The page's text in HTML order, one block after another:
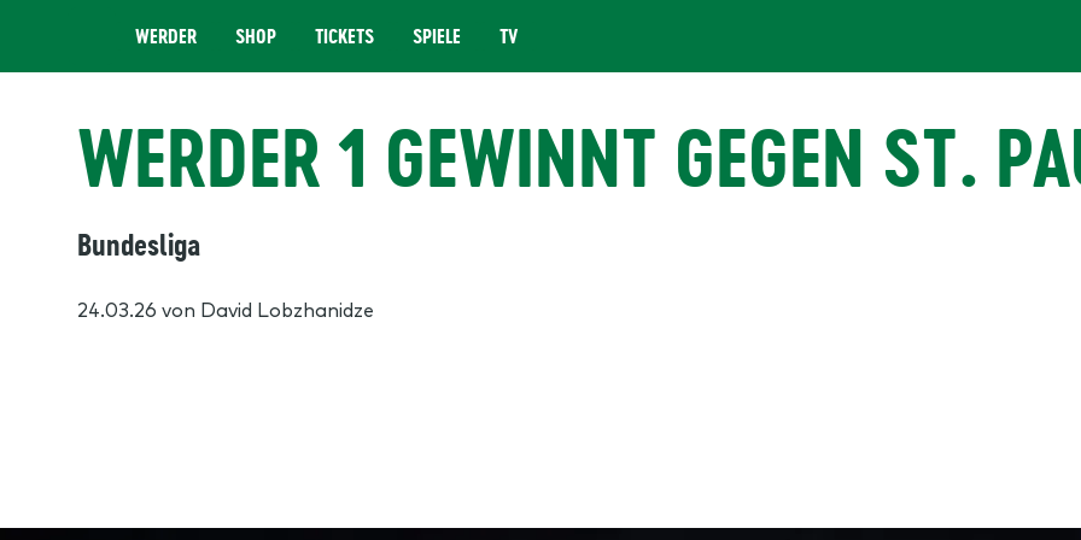
WERDER SHOP TICKETS SPIELE TV
WERDER 1 GEWINNT GEGEN ST.
Bundesliga
24.03.26 von David Lobzhanidze